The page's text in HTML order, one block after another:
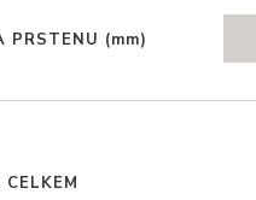
PRSTENU (mm)
CELKEM